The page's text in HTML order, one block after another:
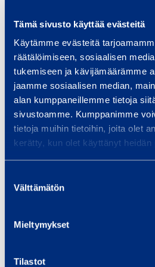
Tämä sivusto käyttää evästeitä
Käytämme evästeitä
räätälöimiseen, sosiaalisen
tukemiseen ja kävijämäärämme
jaamme sosiaalisen median,
alan kumppaneillemme tietoja
sivustoamme. Kumppanimme
tietoja muihin tietoihin, joita olet
kerätty, kun olet käyttänyt heidän
valinta
Välttämätön
Mieltymykset
Tilastot
Läs mer
Träningar